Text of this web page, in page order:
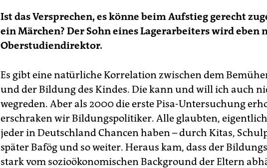
Ist das Versprechen, es könne beim Aufstieg gerecht
ein Märchen? Der Sohn eines Lagerarbeiters wird eben
Oberstudiendirektor.
Es gibt eine natürliche Korrelation zwischen dem
und der Bildung des Kindes. Die kann und will ich auch
wegreden. Aber als 2000 die erste Pisa-Untersuchung
erschraken wir Bildungspolitiker. Alle glaubten,
jeder in Deutschland Chancen haben – durch Kitas,
später Bafög und so weiter. Heraus kam, dass der
stark vom sozioökonomischen Background der Eltern